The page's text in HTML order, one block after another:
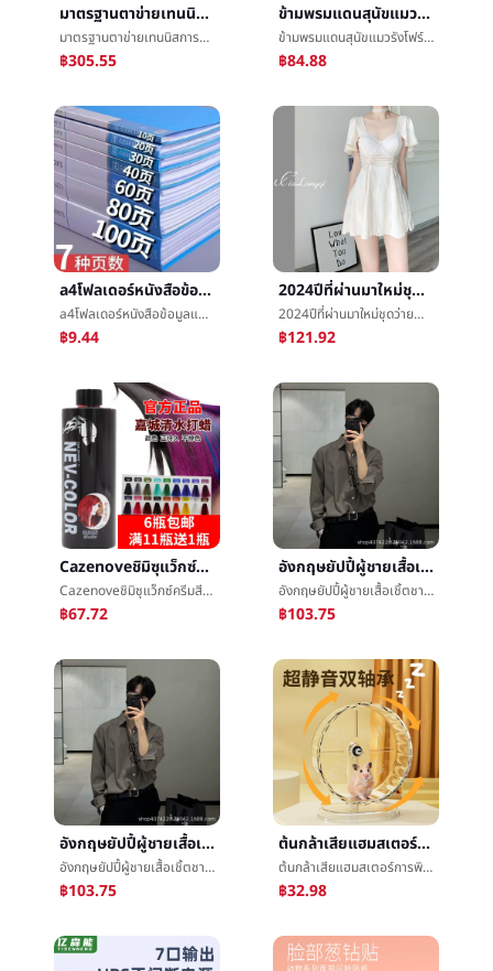
มาตรฐานตาข่ายเทนนิสการอบรมเกมอัพเกรดตาข่ายเทนนิสแบบพกพาถอดได้เทนนิสศูนย์สุทธิ
มาตรฐานตาข่ายเทนนิสการอบรมเกมอัพเกรดตาข่ายเทนนิสแบบพกพาถอดได้เทนนิสศูนย์สุทธิ
฿305.55
ข้ามพรมแดนสุนัขแมวรังโฟร์ซีซั่นส์สัตว์เลี้ยงรังเบาะสินค้าใหม่ฤดูหนาวอบอุ่นยาวกระต่ายผ้าพลัฌแมวรอบรังสุนัขåºเบาะเด็ก
ข้ามพรมแดนสุนัขแมวรังโฟร์ซีซั่นส์สัตว์เลี้ยงรังเบาะสินค้าใหม่ฤดูหนาวอบอุ่นยาวกระต่ายผ้าพลัฌแมวรอบรังสุนัขåºเบาะเด็ก
฿84.88
a4โฟลเดอร์หนังสือข้อมูลแทรกสูตรหลายชั้นa4กระดาษกระดาษทดสอบพอร์ตการลงทุนรายงานแยกออกได้ถุงไฟล์ชั้นวางของ
a4โฟลเดอร์หนังสือข้อมูลแทรกสูตรหลายชั้นa4กระดาษกระดาษทดสอบพอร์ตการลงทุนรายงานแยกออกได้ถุงไฟล์ชั้นวางของ
฿9.44
2024ปีที่ผ่านมาใหม่ชุดว่ายน้ำหญิงชาวสยามปกท้องแสดงบางฟองสปาอนุรักษนิยมลมกระโปรงสูตรสูงความรู้สึกชุดว่ายน้ำจุด
2024ปีที่ผ่านมาใหม่ชุดว่ายน้ำหญิงชาวสยามปกท้องแสดงบางฟองสปาอนุรักษนิยมลมกระโปรงสูตรสูงความรู้สึกชุดว่ายน้ำจุด
฿121.92
Cazenoveชิมิซุแว็กซ์ครีมสีแดงขี้ผึ้งกรรมตามสนองสีแดงจางหายสีเหลืองห้องโถงย้อมครีมจางหายè²จัดแต่งทรงผมบทความห้องโถงขายส่ง
Cazenoveชิมิซุแว็กซ์ครีมสีแดงขี้ผึ้งกรรมตามสนองสีแดงจางหายสีเหลืองห้องโถงย้อมครีมจางหายè²จัดแต่งทรงผมบทความห้องโถงขายส่ง
฿67.72
อังกฤษยัปปี้ผู้ชายเสื้อเชิ้ตชายแขนยาวสูงความรู้สึกสีเทาแสงสุกลมสูทภายในเอาเสื้อเชิ้ตoversize
อังกฤษยัปปี้ผู้ชายเสื้อเชิ้ตชายแขนยาวสูงความรู้สึกสีเทาแสงสุกลมสูทภายในเอาเสื้อเชิ้ตoversize
฿103.75
อังกฤษยัปปี้ผู้ชายเสื้อเชิ้ตชายแขนยาวสูงความรู้สึกสีเทาแสงสุกลมสูทภายในเอาเสื้อเชิ้ตoversize
อังกฤษยัปปี้ผู้ชายเสื้อเชิ้ตชายแขนยาวสูงความรู้สึกสีเทาแสงสุกลมสูทภายในเอาเสื้อเชิ้ตoversize
฿103.75
ต้นกล้าเสียแฮมสเตอร์การพิมพ์Muteวิ่งรอบวัตคินส์แบกวงดนตรียืนæ»รอบวงดนตรีการเคลื่อนไหวของเล่นเสียç©วิ่งæ­¥บทความG
ต้นกล้าเสียแฮมสเตอร์การพิมพ์Muteวิ่งรอบวัตคินส์แบกวงดนตรียืนæ»รอบวงดนตรีการเคลื่อนไหวของเล่นเสียç©วิ่งæ­¥บทความG
฿32.98